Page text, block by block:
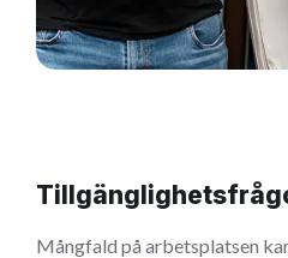
Mångfald på arbetsplatsen